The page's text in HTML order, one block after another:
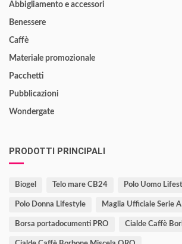
Abbigliamento e accessori
Benessere
Caffè
Materiale promozionale
Pacchetti
Pubblicazioni
Wondergate
PRODOTTI PRINCIPALI
Biogel Telo mare CB24 Polo Uomo
Polo Donna Lifestyle Maglia Ufficiale Serie A
Borsa portadocumenti PRO Cialde Caffè